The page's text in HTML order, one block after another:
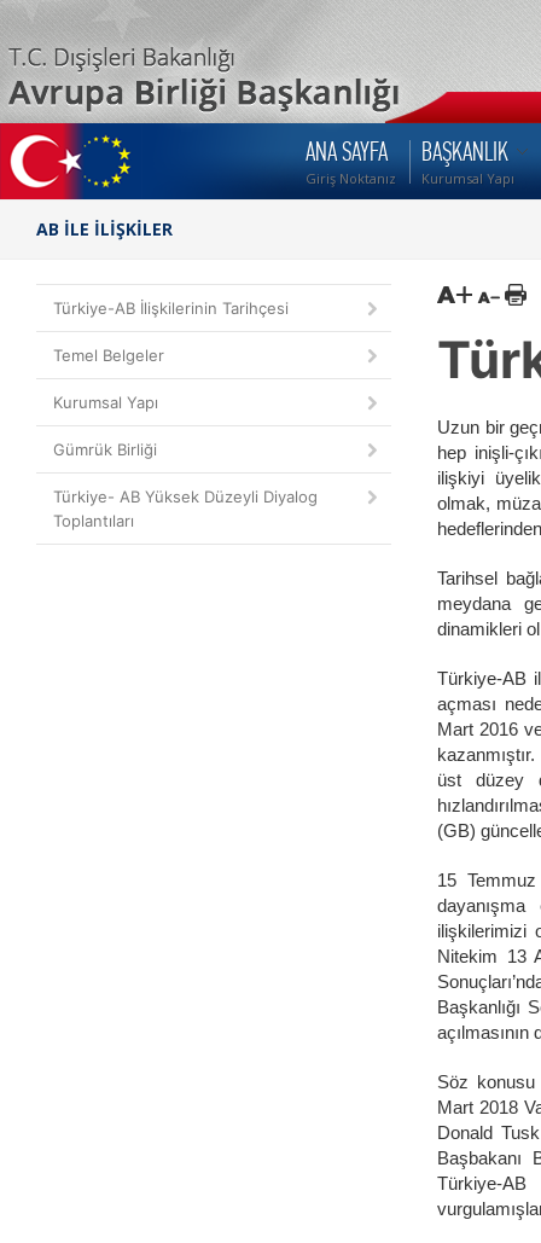
ANA SAYFA
Giriş Noktanız
BAŞKANLIK
Kurumsal Yapı
AB İLE İLİŞKİLER
Türkiye-AB İlişkilerinin Tarihçesi
Temel Belgeler
Kurumsal Yapı
Gümrük Birliği
Türkiye- AB Yüksek Düzeyli Diyalog
Toplantıları
Uzun bir
hep inişli-
ilişkiyi
olmak,
Tarihsel
meydana
dinamikleri
Türkiye-AB
açması
Mart 2016
üst düzey
(GB)
15
ilişkilerimizi
Nitekim 13
Başkanlığı
Söz konusu
Mart 2018
Donald
Başbakanı
Türkiye-